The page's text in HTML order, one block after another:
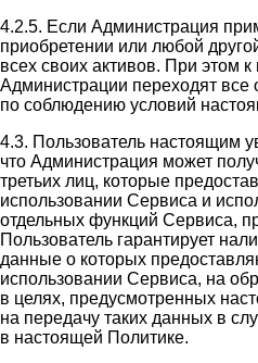
4.2.5. Если Администрация
приобретении или любой
всех своих активов. При этом
Администрации переходят все
по соблюдению условий
4.3. Пользователь настоящим
что Администрация может
третьих лиц, которые
использовании Сервиса и
отдельных функций Сервиса,
Пользователь гарантирует
данные о которых
использовании Сервиса, на
в целях, предусмотренных
на передачу таких данных в
в настоящей Политике.